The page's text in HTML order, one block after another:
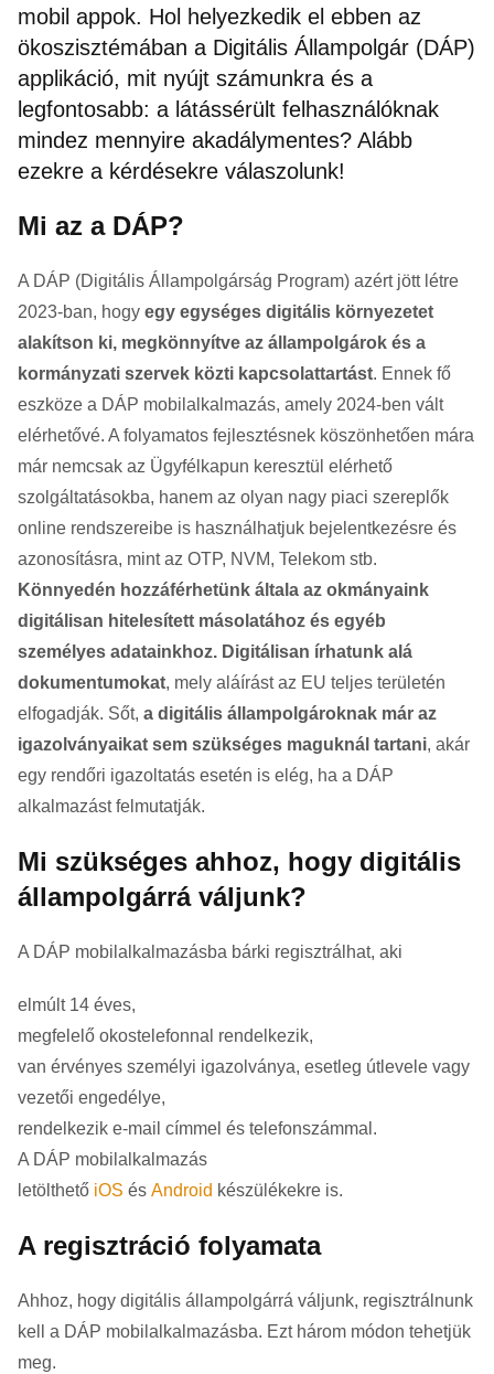
mobil appok. Hol helyezkedik el ebben az
ökoszisztémában a Digitális Állampolgár (DÁP)
applikáció, mit nyújt számunkra és a
legfontosabb: a látássérült felhasználóknak
mindez mennyire akadálymentes? Alább
ezekre a kérdésekre válaszolunk!
Mi az a DÁP?
A DÁP (Digitális Állampolgárság Program) azért jött létre
2023-ban, hogy egy egységes digitális környezetet
alakítson ki, megkönnyítve az állampolgárok és a
kormányzati szervek közti kapcsolattartást. Ennek fő
eszköze a DÁP mobilalkalmazás, amely 2024-ben vált
elérhetővé. A folyamatos fejlesztésnek köszönhetően mára
már nemcsak az Ügyfélkapun keresztül elérhető
szolgáltatásokba, hanem az olyan nagy piaci szereplők
online rendszereibe is használhatjuk bejelentkezésre és
azonosításra, mint az OTP, NVM, Telekom stb.
Könnyedén hozzáférhetünk általa az okmányaink
digitálisan hitelesített másolatához és egyéb
személyes adatainkhoz. Digitálisan írhatunk alá
dokumentumokat, mely aláírást az EU teljes területén
elfogadják. Sőt, a digitális állampolgároknak már az
igazolványaikat sem szükséges maguknál tartani, akár
egy rendőri igazoltatás esetén is elég, ha a DÁP
alkalmazást felmutatják.
Mi szükséges ahhoz, hogy digitális
állampolgárrá váljunk?
A DÁP mobilalkalmazásba bárki regisztrálhat, aki
elmúlt 14 éves,
megfelelő okostelefonnal rendelkezik,
van érvényes személyi igazolványa, esetleg útlevele vagy
vezetői engedélye,
rendelkezik e-mail címmel és telefonszámmal.
A DÁP mobilalkalmazás
letölthető iOS és Android készülékekre is.
A regisztráció folyamata
Ahhoz, hogy digitális állampolgárrá váljunk, regisztrálnunk
kell a DÁP mobilalkalmazásba. Ezt három módon tehetjük
meg.